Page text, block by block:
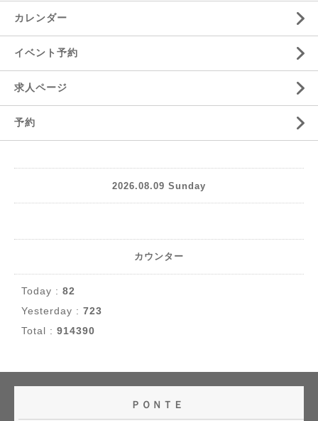
カレンダー
イベント予約
求人ページ
予約
2026.08.09 Sunday
カウンター
Today : 82
Yesterday : 723
Total : 914390
ＰＯＮＴＥ